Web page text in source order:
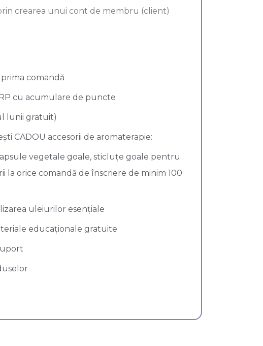
crearea unui cont de membru (client)
comandă
cu acumulare de puncte
lunii gratuit)
CADOU accesorii de aromaterapie:
vegetale goale, sticluțe goale pentru
la orice comandă de înscriere de minim 100
uleiurilor esențiale
educaționale gratuite